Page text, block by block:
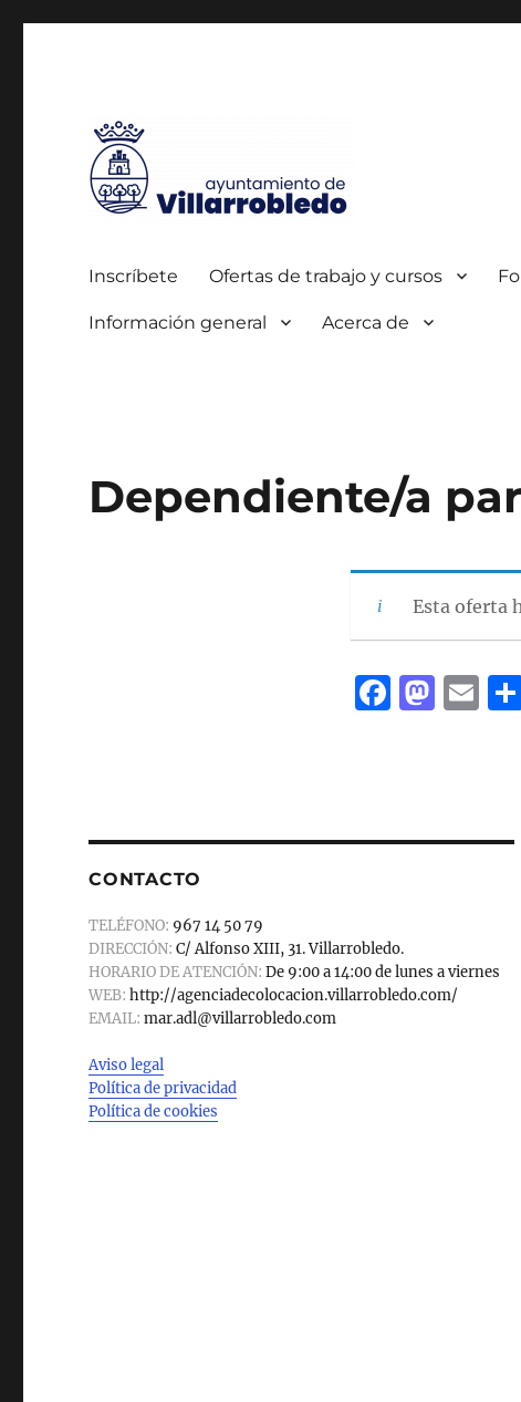
Inscríbete Ofertas de trabajo y cursos
Información general Acerca de
Dependiente/a
Esta oferta
F
b
k
M
d
E
CONTACTO
TELÉFONO: 967 14 50 79
DIRECCIÓN: C/ Alfonso XIII, 31. Villarrobledo.
HORARIO DE ATENCIÓN: De 9:00 a 14:00 de lunes a viernes
WEB: http://agenciadecolocacion.villarrobledo.com/
EMAIL: mar.adl@villarrobledo.com
Aviso legal
Política de privacidad
Política de cookies